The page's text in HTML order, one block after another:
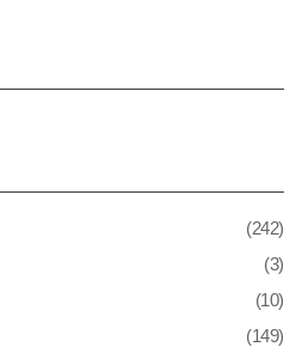
(242)
(3)
(10)
(149)